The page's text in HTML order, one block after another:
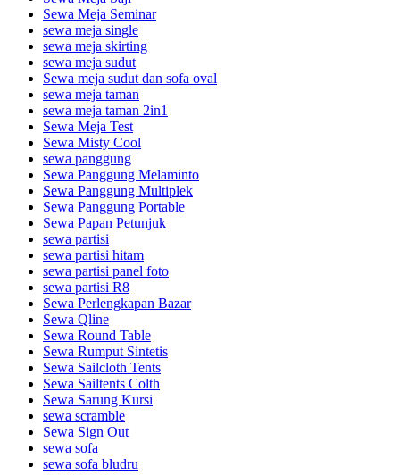
Sewa Meja Seminar
sewa meja single
sewa meja skirting
sewa meja sudut
Sewa meja sudut dan sofa oval
sewa meja taman
sewa meja taman 2in1
Sewa Meja Test
Sewa Misty Cool
sewa panggung
Sewa Panggung Melaminto
Sewa Panggung Multiplek
Sewa Panggung Portable
Sewa Papan Petunjuk
sewa partisi
sewa partisi hitam
sewa partisi panel foto
sewa partisi R8
Sewa Perlengkapan Bazar
Sewa Qline
Sewa Round Table
Sewa Rumput Sintetis
Sewa Sailcloth Tents
Sewa Sailtents Colth
Sewa Sarung Kursi
sewa scramble
Sewa Sign Out
sewa sofa
sewa sofa bludru